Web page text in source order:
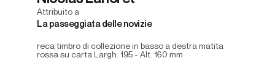
Attribuito a
La passeggiata delle novizie
reca timbro di collezione in basso a destra matita
rossa su carta Largh. 195 - Alt. 160 mm